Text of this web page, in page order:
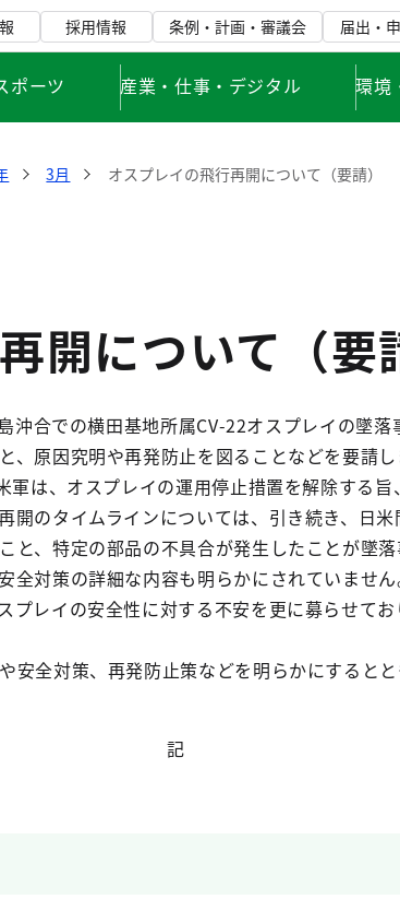
採用情報 条例・計画・審議会 届出・
ポーツ 産業・仕事・デジタル 環境
3月 オスプレイの飛行再開について（要請）
開について（要
合での横田基地所属CV-22オスプレイの墜
原因究明や再発防止を図ることなどを要請し
は、オスプレイの運用停止措置を解除する旨
開のタイムラインについては、引き続き、日
と、特定の部品の不具合が発生したことが墜
対策の詳細な内容も明らかにされていません
プレイの安全性に対する不安を更に募らせて
安全対策、再発防止策などを明らかにすると
記